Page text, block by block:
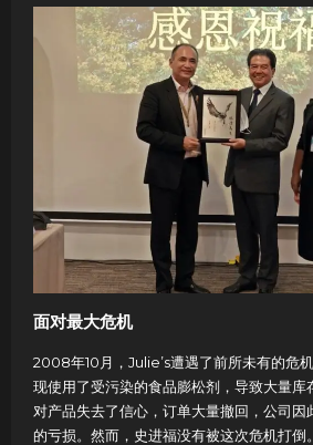
面对最大危机
2008年10月，Julie’s遭遇了前所未有的危
现使用了受污染的食品膨松剂，导致大量库
对产品失去了信心，订单大量撤回，公司
的亏损。然而，史进福没有被这次危机打倒。